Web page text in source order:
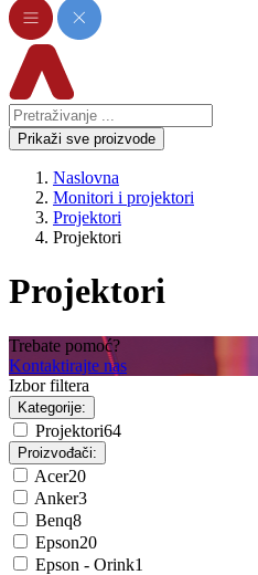
Prikaži sve proizvode
Naslovna
Monitori i projektori
Projektori
Projektori
Projektori
Trebate pomoć?
Kontaktirajte nas
Izbor filtera
Kategorije:
Projektori64
Proizvođači:
Acer20
Anker3
Benq8
Epson20
Epson - Orink1